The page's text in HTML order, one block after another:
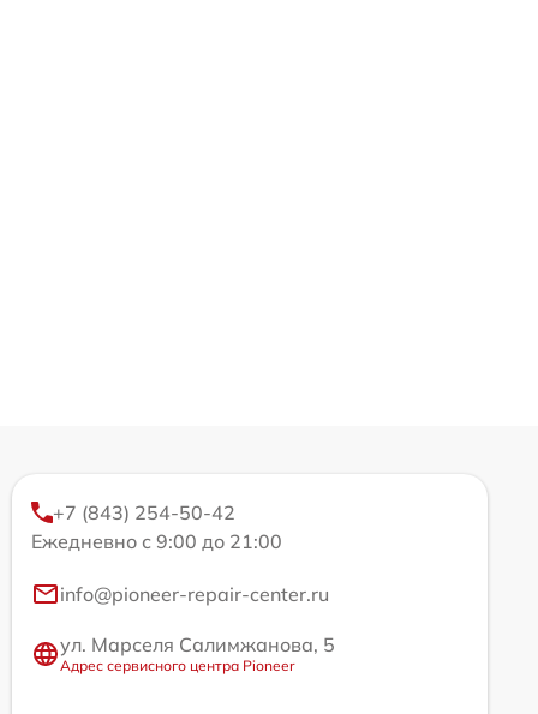
+7 (843) 254-50-42
Ежедневно с 9:00 до 21:00
info@pioneer-repair-center.ru
ул. Марселя Салимжанова, 5
Адрес сервисного центра Pioneer